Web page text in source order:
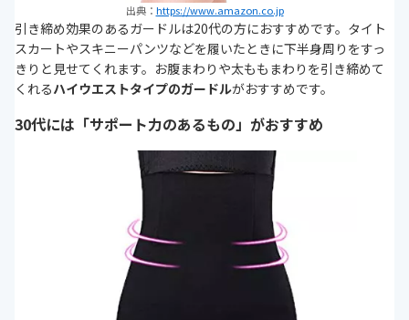
出典： https://www.amazon.co.jp
引き締め効果のあるガードルは20代の方におすすめです。タイト
スカートやスキニーパンツなどを履いたときに下半身周りをすっ
きりと見せてくれます。お腹まわりや太ももまわりを引き締めて
くれるハイウエストタイプのガードルがおすすめです。
30代には「サポート力のあるもの」がおすすめ